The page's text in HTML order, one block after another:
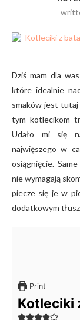
Dziś mam dla
które idealnie
smaków jest tutaj
tym kotlecikom
Udało mi się
najwięszego w
osiągnięcie.
nie wymagają
piecze się je w
dodatkowym
Print
Kotleciki